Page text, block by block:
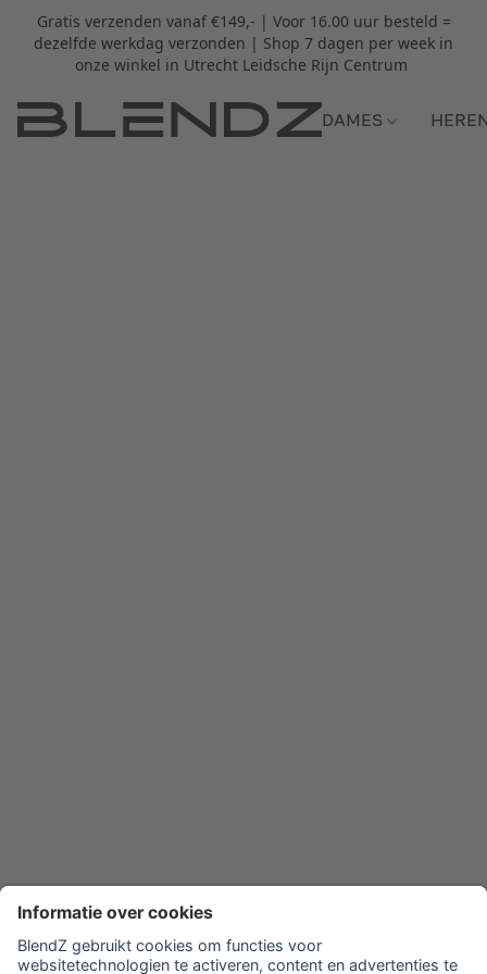
Gratis verzenden vanaf €149,- | Voor 16.00 uur besteld =
dezelfde werkdag verzonden | Shop 7 dagen per week in
onze winkel in Utrecht Leidsche Rijn Centrum
DAMES